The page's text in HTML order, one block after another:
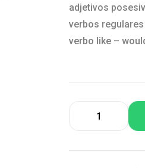
adjetivos
verbos
verbo like –